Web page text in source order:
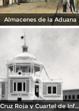
Almacenes de la Aduana
Cruz Roja y Cuartel de Infantería